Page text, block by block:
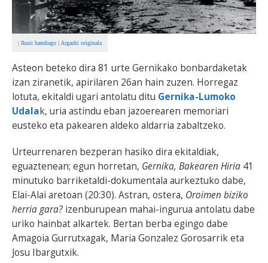
| Ikusi handiago | Argazki originala
Asteon beteko dira 81 urte Gernikako bonbardaketak
izan ziranetik, apirilaren 26an hain zuzen. Horregaz
lotuta, ekitaldi ugari antolatu ditu Gernika-Lumoko
Udalak, uria astindu eban jazoerearen memoriari
eusteko eta pakearen aldeko aldarria zabaltzeko.
Urteurrenaren bezperan hasiko dira ekitaldiak,
eguaztenean; egun horretan, Gernika, Bakearen Hiria 41
minutuko barriketaldi-dokumentala aurkeztuko dabe,
Elai-Alai aretoan (20:30). Astran, ostera, Oroimen biziko
herria gara? izenburupean mahai-ingurua antolatu dabe
uriko hainbat alkartek. Bertan berba egingo dabe
Amagoia Gurrutxagak, Maria Gonzalez Gorosarrik eta
Josu Ibargutxik.